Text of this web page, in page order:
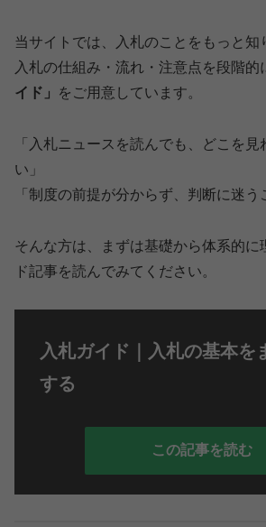
当サイトでは、入札のことをもっと知
入札の仕組み・流れ・注意点を段階的
イド」
をご用意しています。
「入札ニュースを読んでも、どこを
い」
「制度の前提が分からず、判断に迷う
そんな方は、まずは基礎から体系的に
ド記事を読んでみてください。
入札ガイド｜入札の基本を
する
この記事を読む